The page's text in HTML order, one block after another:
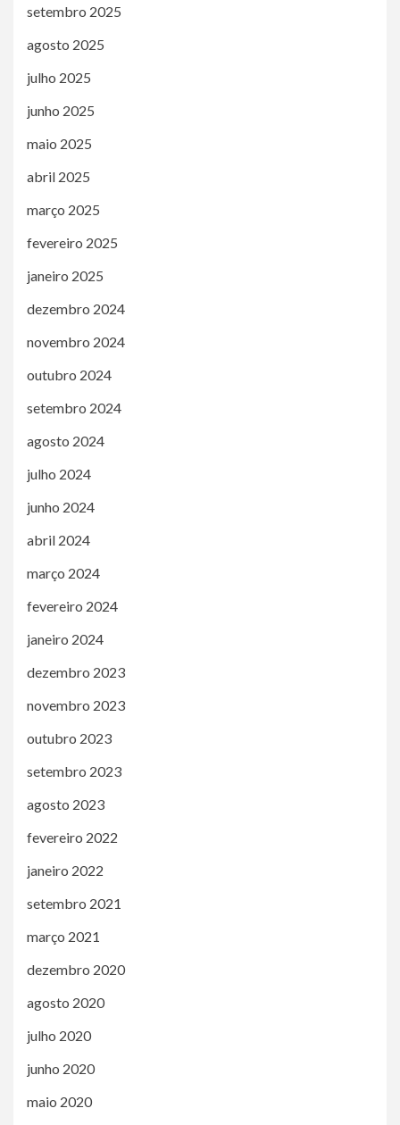
setembro 2025
agosto 2025
julho 2025
junho 2025
maio 2025
abril 2025
março 2025
fevereiro 2025
janeiro 2025
dezembro 2024
novembro 2024
outubro 2024
setembro 2024
agosto 2024
julho 2024
junho 2024
abril 2024
março 2024
fevereiro 2024
janeiro 2024
dezembro 2023
novembro 2023
outubro 2023
setembro 2023
agosto 2023
fevereiro 2022
janeiro 2022
setembro 2021
março 2021
dezembro 2020
agosto 2020
julho 2020
junho 2020
maio 2020